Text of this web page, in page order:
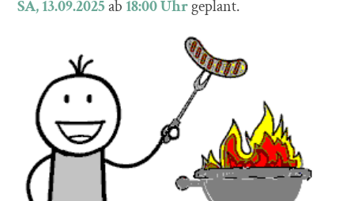
SA, 13.09.2025ab 18:00 Uhrgeplant.